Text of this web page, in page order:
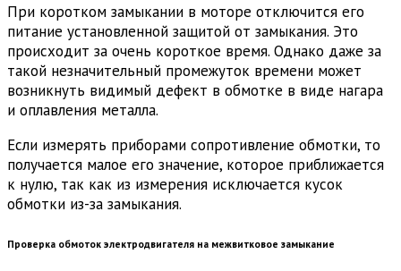
При коротком замыкании в моторе отключится его
питание установленной защитой от замыкания. Это
происходит за очень короткое время. Однако даже за
такой незначительный промежуток времени может
возникнуть видимый дефект в обмотке в виде нагара
и оплавления металла.
Если измерять приборами сопротивление обмотки, то
получается малое его значение, которое приближается
к нулю, так как из измерения исключается кусок
обмотки из-за замыкания.
Проверка обмоток электродвигателя на межвитковое замыкание